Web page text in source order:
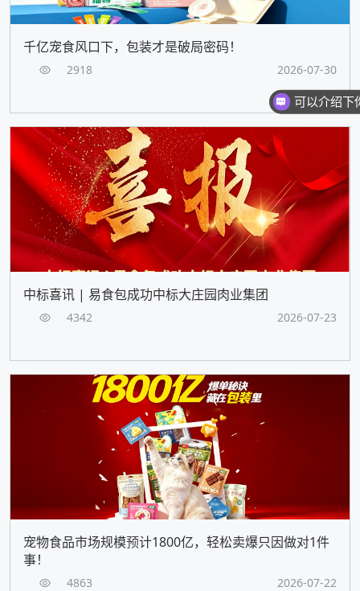
千亿宠食风口下，包装才是破局密码！
2918 2026-07-30
中标喜讯 | 易食包成功中标大庄园肉业集团
4342 2026-07-23
宠物食品市场规模预计1800亿，轻松卖爆只因做对1件
事！
4863 2026-07-22